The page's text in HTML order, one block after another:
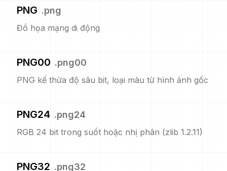
PNG .png
Đồ họa mạng di động
PNG00 .png00
PNG kế thừa độ sâu bit, loại màu từ hình ảnh gốc
PNG24 .png24
RGB 24 bit trong suốt hoặc nhị phân (zlib 1.2.11)
PNG32 .png32